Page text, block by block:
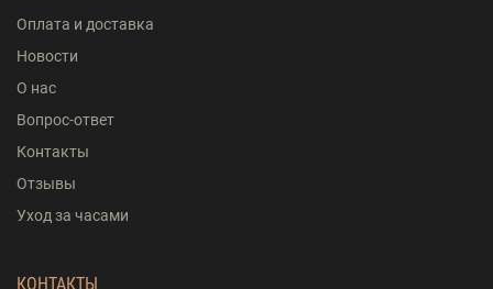
Оплата и доставка
Новости
О нас
Вопрос-ответ
Контакты
Отзывы
Уход за часами
КОНТАКТЫ